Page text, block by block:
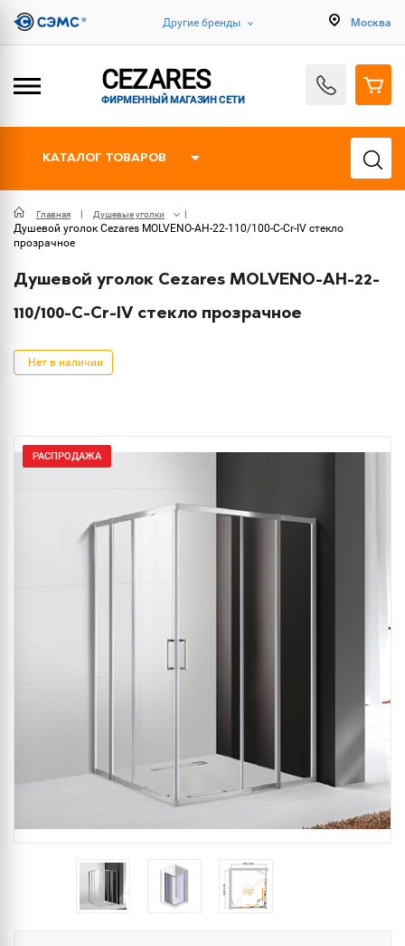
Другие бренды Москва
CEZARES
ФИРМЕННЫЙ МАГАЗИН СЕТИ
КАТАЛОГ ТОВАРОВ
Главная Душевые уголки
Душевой уголок Cezares MOLVENO-AH-22-110/100-C-Cr-IV стекло
прозрачное
Душевой уголок Cezares MOLVENO-AH-22-
110/100-C-Cr-IV стекло прозрачное
Нет в наличии
РАСПРОДАЖА